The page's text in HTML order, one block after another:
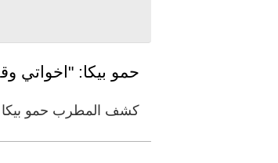
حمو بيكا: "اخواتي
كشف المطرب حمو بيكا